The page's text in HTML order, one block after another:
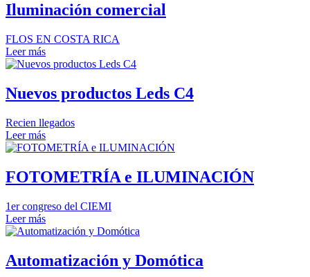
Iluminación comercial
FLOS EN COSTA RICA
Leer más
Nuevos productos Leds C4
Recien llegados
Leer más
FOTOMETRÍA e ILUMINACIÓN
1er congreso del CIEMI
Leer más
Automatización y Domótica